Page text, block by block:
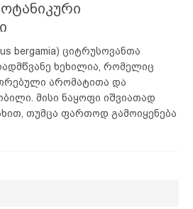
bergamia) ციტრუსოვანთა
ხეხილია, რომელიც
არომატითა და
მისი ნაყოფი იშვიათად
თუმცა ფართოდ გამოიყენება